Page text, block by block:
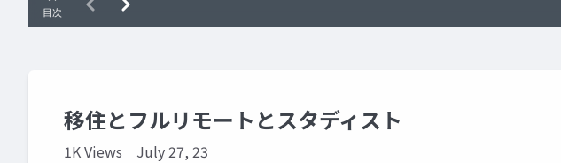
移住とフルリモートとスタディスト
1K Views July 27, 23